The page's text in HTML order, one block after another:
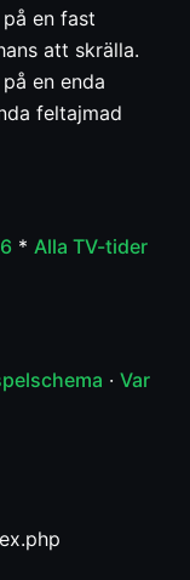
en fast
att skrälla.
en enda
feltajmad
* Alla TV-tider
· Var